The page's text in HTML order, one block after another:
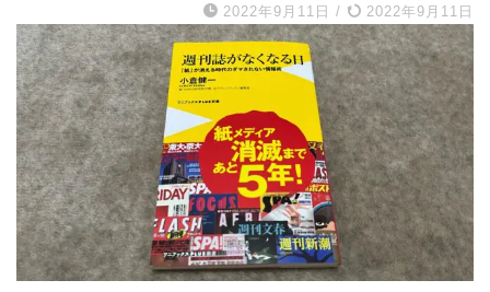
2022年9月11日 / 2022年9月11日